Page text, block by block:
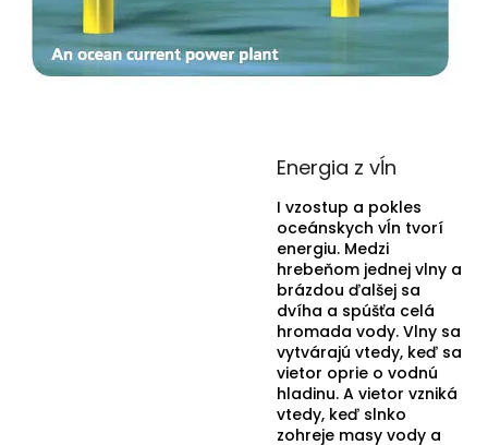
Energia z vĺn
I vzostup a pokles
oceánskych vĺn tvorí
energiu. Medzi
hrebeňom jednej vlny a
brázdou ďalšej sa
dvíha a spúšťa celá
hromada vody. Vlny sa
vytvárajú vtedy, keď sa
vietor oprie o vodnú
hladinu. A vietor vzniká
vtedy, keď slnko
zohreje masy vody a